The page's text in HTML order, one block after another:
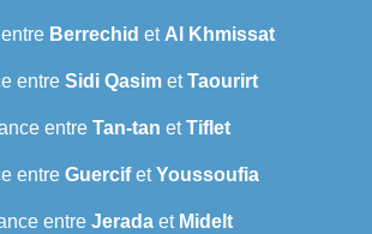
Berrechid et Al Khmissat
entre Sidi Qasim etTaourirt
entre Tan-tan etTiflet
entre GuercifetYoussoufia
entre Jeradaet Midelt